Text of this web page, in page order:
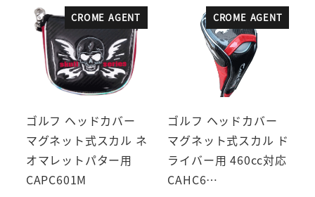
CROME AGENT
ゴルフ ヘッドカバー
マグネット式スカル ネ
オマレットパター用
CAPC601M
CROME AGENT
ゴルフ ヘッドカバー
マグネット式スカル ド
ライバー用 460cc対応
CAHC6…